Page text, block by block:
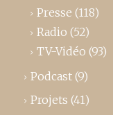
Presse (118)
Radio (52)
TV-Vidéo (93)
Podcast (9)
Projets (41)